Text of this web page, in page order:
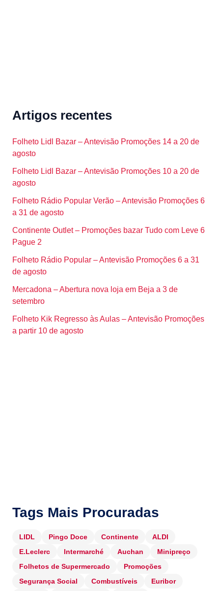
Artigos recentes
Folheto Lidl Bazar – Antevisão Promoções 14 a 20 de
agosto
Folheto Lidl Bazar – Antevisão Promoções 10 a 20 de
agosto
Folheto Rádio Popular Verão – Antevisão Promoções 6
a 31 de agosto
Continente Outlet – Promoções bazar Tudo com Leve 6
Pague 2
Folheto Rádio Popular – Antevisão Promoções 6 a 31
de agosto
Mercadona – Abertura nova loja em Beja a 3 de
setembro
Folheto Kik Regresso às Aulas – Antevisão Promoções
a partir 10 de agosto
Tags Mais Procuradas
LIDL Pingo Doce Continente
ALDI
E.Leclerc
Intermarché Auchan
Minipreço
Folhetos de Supermercado
Promoções
Segurança Social
Combustíveis
Euribor